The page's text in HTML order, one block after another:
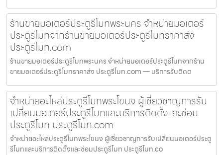
ร้านขายมอเตอร์ประตูรีโมทพระนคร จำหน่ายมอเตอร์
ประตูรีโมทจากร้านขายมอเตอร์ประตูรีโมทราคาส่ง
ประตูรีโมท.com
ร้านขายมอเตอร์ประตูรีโมทพระนคร จำหน่ายมอเตอร์ประตูรีโมทจากร้าน
ขายมอเตอร์ประตูรีโมทราคาส่ง ประตูรีโมท.com — บริการรับติดต
จำหน่ายอะไหล่ประตูรีโมทพระโขนง ผู้เชี่ยวชาญการรับ
เปลี่ยนมอเตอร์ประตูรีโมทและบริการติดตั้งและซ่อม
ประตูรีโมท ประตูรีโมท.com
จำหน่ายอะไหล่ประตูรีโมทพระโขนง ผู้เชี่ยวชาญการรับเปลี่ยนมอเตอร์ประตู
รีโมทและบริการติดตั้งและซ่อมประตูรีโมท ประตูรีโมท.co